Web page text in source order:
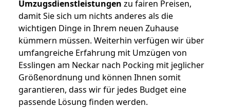
Umzugsdienstleistungen zu fairen Preisen,
damit Sie sich um nichts anderes als die
wichtigen Dinge in Ihrem neuen Zuhause
kümmern müssen. Weiterhin verfügen wir über
umfangreiche Erfahrung mit Umzügen von
Esslingen am Neckar nach Pocking mit jeglicher
Größenordnung und können Ihnen somit
garantieren, dass wir für jedes Budget eine
passende Lösung finden werden.